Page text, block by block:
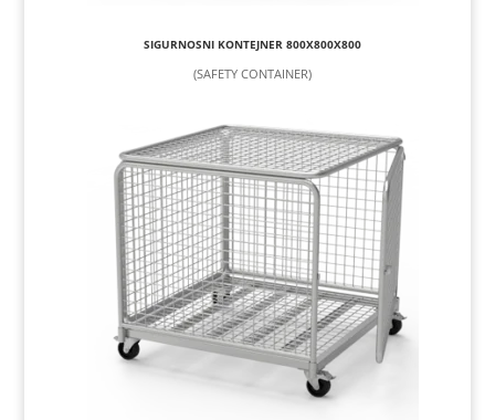
SIGURNOSNI KONTEJNER 800X800X800
(SAFETY CONTAINER)